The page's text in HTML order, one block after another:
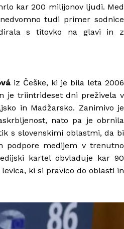
kar 200 milijonov ljudi. Med
tudi primer sodnice
s titovko na glavi in z
iz Češke, ki je bila leta 2006
je triintrideset dni preživela v
in Madžarsko. Zanimivo je
nato pa je obrnila
s slovenskimi oblastmi, da bi
podpore medijem v trenutno
kartel obvladuje kar 90
ki si pravico do oblasti in